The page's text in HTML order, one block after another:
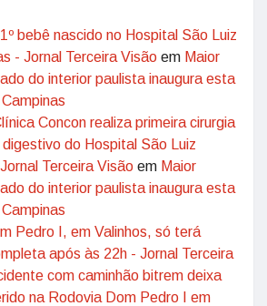
bebê nascido no Hospital São Luiz
- Jornal Terceira Visão em Maior
do interior paulista inaugura esta
Concon realiza primeira cirurgia
do Hospital São Luiz
Terceira Visão em Maior
do interior paulista inaugura esta
Pedro I, em Valinhos, só terá
após às 22h - Jornal Terceira
com caminhão bitrem deixa
na Rodovia Dom Pedro I em